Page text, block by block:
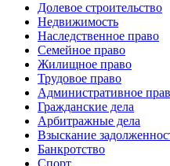
Долевое строительство
Недвижимость
Наследственное право
Семейное право
Жилищное право
Трудовое право
Административное
Гражданские дела
Арбитражные дела
Взыскание
Банкротство